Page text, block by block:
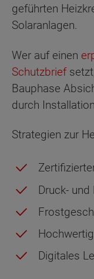
geführten
Solaranlagen.
Wer auf einen
Schutzbrief
Bauphase
durch
Strategien zur
Druck-
Digitales